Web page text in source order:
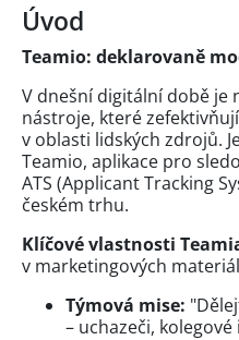
Úvod
Teamio: deklarovaně
V dnešní digitální době je
nástroje, které
v oblasti lidských zdrojů.
Teamio, aplikace pro
ATS (Applicant Tracking
českém trhu.
Klíčové vlastnosti
v marketingových
Týmová mise:
– uchazeči,